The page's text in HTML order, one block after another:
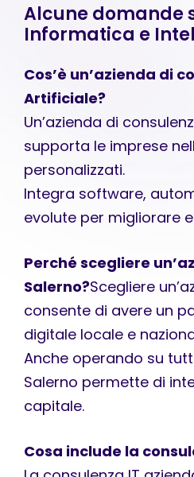
Alcune domande
Informatica e
Cos’è un’azienda di
Artificiale?
Un’azienda di
supporta le imprese
personalizzati.
Integra software,
evolute per migliorare
Perché scegliere
Salerno?Scegliere
consente di avere un
digitale locale e
Anche operando su
Salerno permette di
capitale.
Cosa include la